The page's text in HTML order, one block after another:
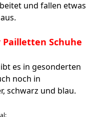
und fallen etwas
Schuhe
es in gesonderten
noch in
schwarz und blau.